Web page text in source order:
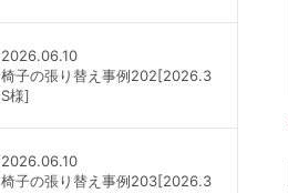
2026.06.10
椅子の張り替え事例202[2026.3
S様]
2026.06.10
椅子の張り替え事例203[2026.3